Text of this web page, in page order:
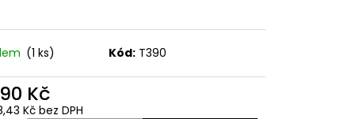
(1 ks) Kód: T390
Kč
Kč bez DPH
Následující